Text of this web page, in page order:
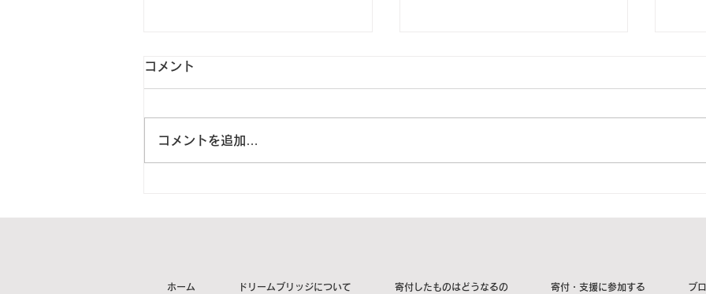
市K様より4箱をご寄付頂きま
市N様より1箱をご寄付頂き
市T
コメント
コメントを追加…
ホーム ドリームブリッジについて 寄付したものはどうなるの 寄付・支援に参加する ブ